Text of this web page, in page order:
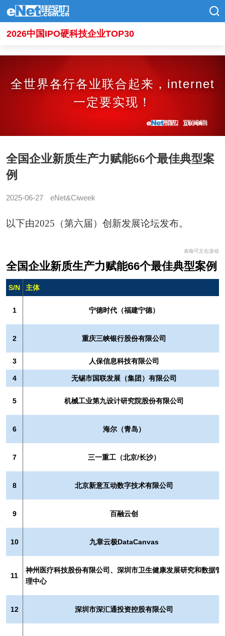
2026中国IPO硬科技企业TOP30
全世界各行各业联合起来，internet
一定要实现！
全国企业新质生产力赋能66个最佳典型案
例
2025-06-27 eNet&Ciweek
以下由2025（第六届）创新发展论坛发布。
表格可左右滚动
全国企业新质生产力赋能66个最佳典型案例
S/N 主体
1 宁德时代（福建宁德）
2 重庆三峡银行股份有限公司
3 人保信息科技有限公司
4 无锡市国联发展（集团）有限公司
5 机械工业第九设计研究院股份有限公司
6 海尔（青岛）
7 三一重工（北京/长沙）
8 北京新意互动数字技术有限公司
9 百融云创
10 九章云极DataCanvas
11
神州医疗科技股份有限公司、深圳市卫生健康发展研究和数据管
理中心
12 深圳市深汇通投资控股有限公司